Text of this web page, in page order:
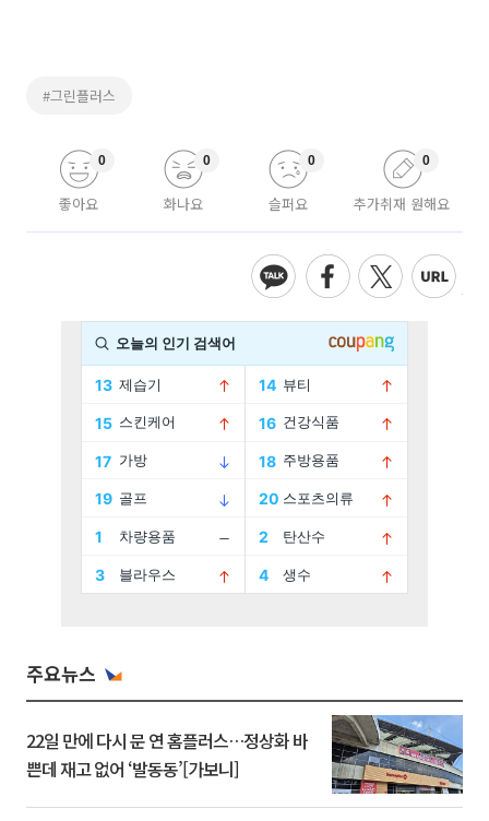
#그린플러스
좋아요
0
화나요
0
슬퍼요
0
추가취재 원해요
0
주요뉴스
22일 만에 다시 문 연 홈플러스…정상화 바
쁜데 재고 없어 ‘발동동’[가보니]